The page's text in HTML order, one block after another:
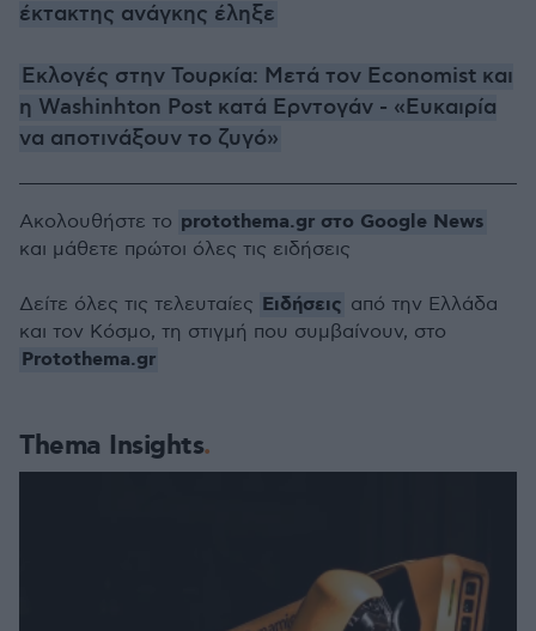
έκτακτης ανάγκης έληξε
Εκλογές στην Τουρκία: Μετά τον Economist και
η Washinhton Post κατά Ερντογάν - «Ευκαιρία
να αποτινάξουν το ζυγό»
Thema Insights
Ακολουθήστε το protothema.gr στο Google News
και μάθετε πρώτοι όλες τις ειδήσεις
Δείτε όλες τις τελευταίες Ειδήσεις από την Ελλάδα
και τον Κόσμο, τη στιγμή που συμβαίνουν, στο
Protothema.gr